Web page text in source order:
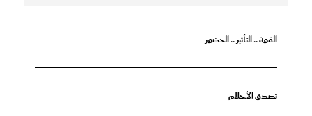
القوة .. التأثير .. الحضور
تصدق الأحلام